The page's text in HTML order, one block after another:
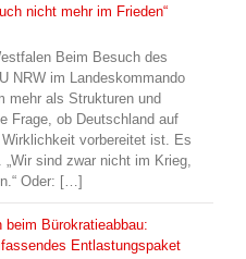
nicht mehr im Frieden“
Beim Besuch des
NRW im Landeskommando
mehr als Strukturen und
Frage, ob Deutschland auf
vorbereitet ist. Es
sind zwar nicht im Krieg,
Oder: […]
beim Bürokratieabbau:
Entlastungspaket